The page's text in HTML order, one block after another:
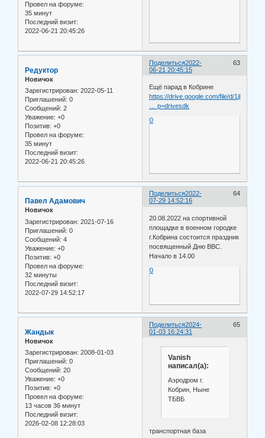
Провел на форуме:
35 минут
Последний визит:
2022-06-21 20:45:26
Поделиться 63
2022-
06-21 20:45:15
Редуктор
Новичок
Зарегистрирован: 2022-05-11
Приглашений: 0
Сообщений: 2
Уважение: +0
Позитив: +0
Провел на форуме:
35 минут
Последний визит:
2022-06-21 20:45:26
Ещё парад в Кобрине
https://drive.google.com/file/d/1jLyUXW
… p=drivesdk
0
Поделиться 64
2022-
07-29 14:52:16
Павел Адамович
Новичок
Зарегистрирован: 2021-07-16
Приглашений: 0
Сообщений: 4
Уважение: +0
Позитив: +0
Провел на форуме:
32 минуты
Последний визит:
2022-07-29 14:52:17
20.08.2022 на спортивной
площадке в военном городке
г.Кобрина состоится праздник
посвященный Дню ВВС.
Начало в 14.00
0
Поделиться 65
2024-
01-03 16:24:31
Жандык
Новичок
Зарегистрирован: 2008-01-03
Приглашений: 0
Сообщений: 20
Уважение: +0
Позитив: +0
Провел на форуме:
13 часов 36 минут
Последний визит:
2026-02-08 12:28:03
Vanish
написал(а):
Аэродром г.
Кобрин, Ныне
ТБВБ
транспортная база